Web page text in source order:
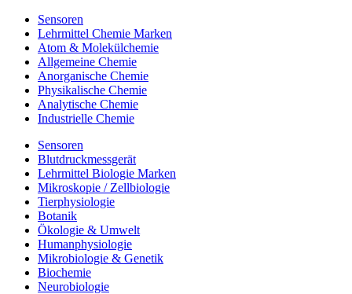
Sensoren
Lehrmittel Chemie Marken
Atom & Molekülchemie
Allgemeine Chemie
Anorganische Chemie
Physikalische Chemie
Analytische Chemie
Industrielle Chemie
Sensoren
Blutdruckmessgerät
Lehrmittel Biologie Marken
Mikroskopie / Zellbiologie
Tierphysiologie
Botanik
Ökologie & Umwelt
Humanphysiologie
Mikrobiologie & Genetik
Biochemie
Neurobiologie